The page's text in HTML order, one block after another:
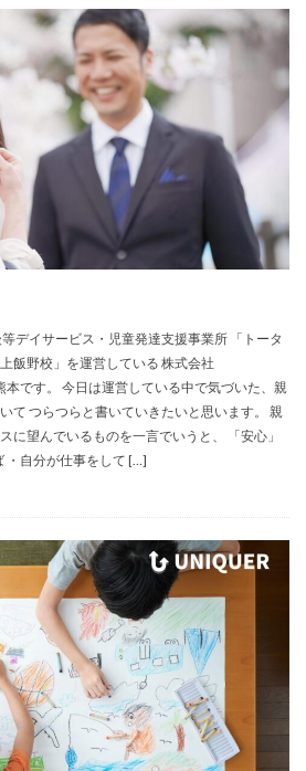
デイサービス・児童発達支援事業所 「トータ
飯野校」を運営している 株式会社
です。 今日は運営している中で気づいた、親
て つらつらと書いていきたいと思います。 親
に望んでいるものを一言でいうと、 「安心」
・自分が仕事をして […]